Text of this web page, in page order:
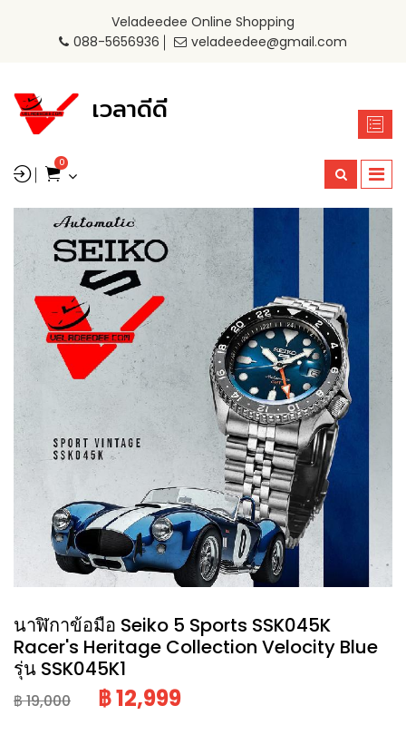
Veladeedee Online Shopping
088-5656936
veladeedee@gmail.com
เวลาดีดี
0
นาฬิกาข้อมือ Seiko 5 Sports SSK045K
Racer's Heritage Collection Velocity Blue
รุ่น SSK045K1
฿ 19,000 ฿ 12,999